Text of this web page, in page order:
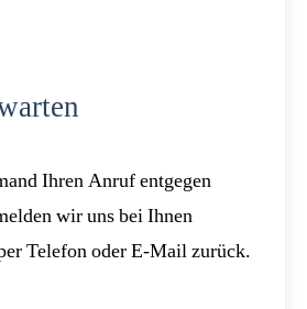
Ihren Anruf entgegen
wir uns bei Ihnen
Telefon oder E-Mail zurück.